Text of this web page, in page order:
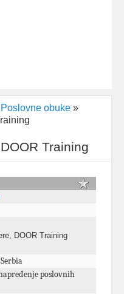
Poslovne obuke »
Training
DOOR Training
poslovnih